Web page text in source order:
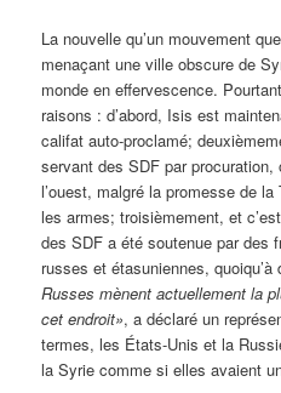
La nouvelle qu’un mouvement
menaçant une ville obscure de
monde en effervescence.
raisons : d’abord, Isis est
califat auto-proclamé;
servant des SDF par procuration,
l’ouest, malgré la promesse de
les armes; troisièmement, et
des SDF a été soutenue par des
russes et étasuniennes,
Russes mènent actuellement la
cet endroit», a déclaré un
termes, les États-Unis et la
la Syrie comme si elles avaient